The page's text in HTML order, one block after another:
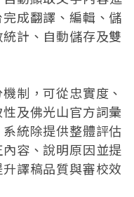
成翻譯、編輯、儲
計、自動儲存及雙
制，可從忠實度、
及佛光山官方詞彙
統除提供整體評估
容、說明原因並提
譯稿品質與審校效